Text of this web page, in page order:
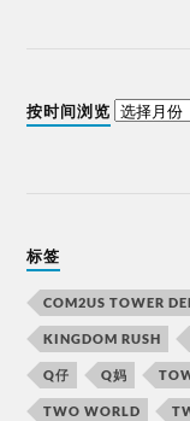
按时间浏览
标签
COM2US TOWER
KINGDOM RUSH
Q仔 Q妈
TWO WORLD